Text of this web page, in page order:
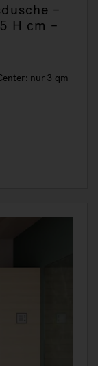
–
H cm –
nur 3 qm